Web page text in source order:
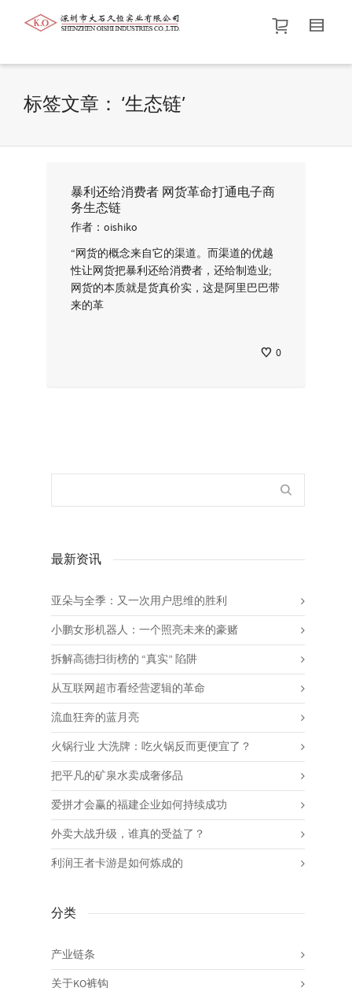
帮我查找新的衬衫尺码
价格介于
标签文章： ‘生态链’
暴利还给消费者 网货革命打通电子商
务生态链
作者： oishiko
“网货的概念来自它的渠道。而渠道的优越
性让网货把暴利还给消费者，还给制造业;
网货的本质就是货真价实，这是阿里巴巴带
来的革
0
最新资讯
亚朵与全季：又一次用户思维的胜利
小鹏女形机器人：一个照亮未来的豪赌
拆解高德扫街榜的 “真实” 陷阱
从互联网超市看经营逻辑的革命
流血狂奔的蓝月亮
火锅行业 大洗牌：吃火锅反而更便宜了？
把平凡的矿泉水卖成奢侈品
爱拼才会赢的福建企业如何持续成功
外卖大战升级，谁真的受益了？
利润王者卡游是如何炼成的
分类
产业链条
关于KO裤钩